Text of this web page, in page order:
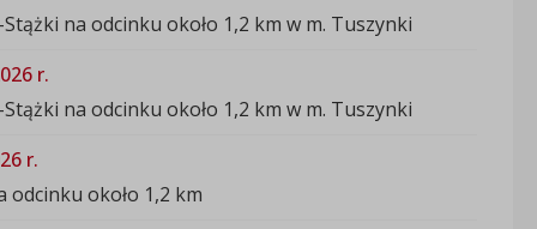
na odcinku około 1,2 km w m. Tuszynki
r.
na odcinku około 1,2 km w m. Tuszynki
r.
około 1,2 km